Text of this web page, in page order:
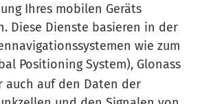
Ihres mobilen Geräts
Diese Dienste basieren in der
wie zum
Positioning System), Glonass
auch auf den Daten der